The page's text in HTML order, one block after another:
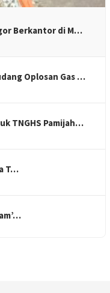
Berkantor di M…
Oplosan Gas …
TNGHS Pamijah…
T…